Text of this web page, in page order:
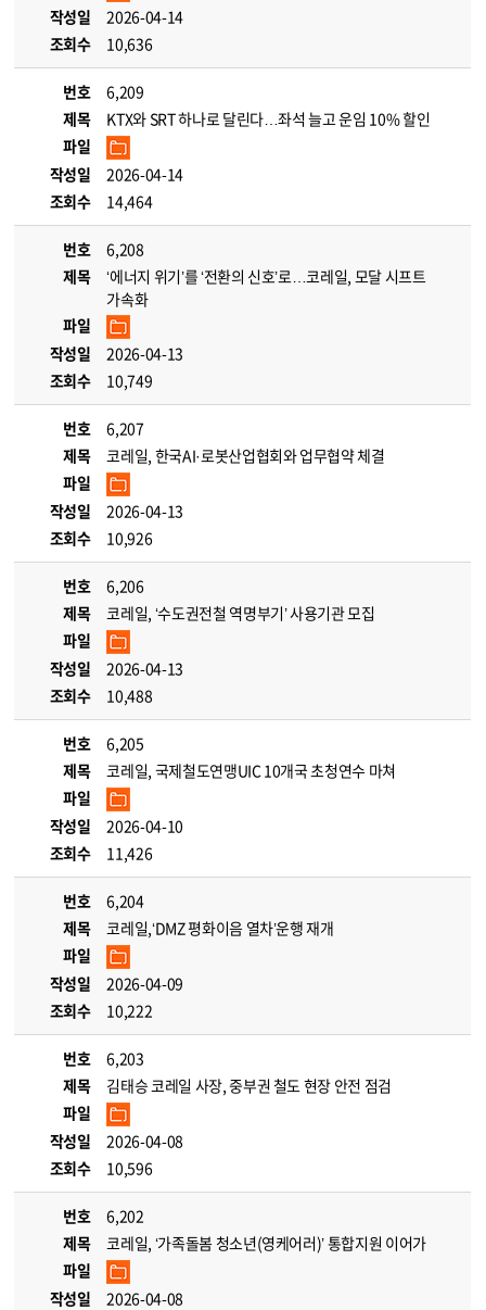
작성일
2026-04-14
조회수
10,636
번호
6,209
제목
KTX와 SRT 하나로 달린다…좌석 늘고 운임 10% 할인
파일
작성일
2026-04-14
조회수
14,464
번호
6,208
제목
‘에너지 위기’를 ‘전환의 신호’로…코레일, 모달 시프트
가속화
파일
작성일
2026-04-13
조회수
10,749
번호
6,207
제목
코레일, 한국AI·로봇산업협회와 업무협약 체결
파일
작성일
2026-04-13
조회수
10,926
번호
6,206
제목
코레일, ‘수도권전철 역명부기’ 사용기관 모집
파일
작성일
2026-04-13
조회수
10,488
번호
6,205
제목
코레일, 국제철도연맹UIC 10개국 초청연수 마쳐
파일
작성일
2026-04-10
조회수
11,426
번호
6,204
제목
코레일,‘DMZ 평화이음 열차’운행 재개
파일
작성일
2026-04-09
조회수
10,222
번호
6,203
제목
김태승 코레일 사장, 중부권 철도 현장 안전 점검
파일
작성일
2026-04-08
조회수
10,596
번호
6,202
제목
코레일, ‘가족돌봄 청소년(영케어러)’ 통합지원 이어가
파일
작성일
2026-04-08